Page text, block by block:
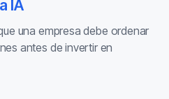
IA
una empresa debe ordenar
antes de invertir en